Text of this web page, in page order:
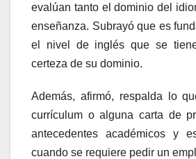
evalúan tanto el dominio del
enseñanza. Subrayó que es
el nivel de inglés que se
certeza de su dominio.
Además, afirmó, respalda lo
currículum o alguna carta de
antecedentes académicos y
cuando se requiere pedir un